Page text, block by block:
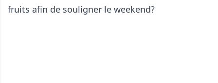
fruits afin de souligner le weekend?